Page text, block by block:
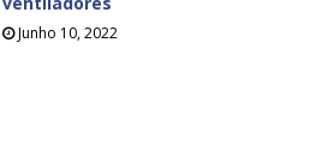
Junho 10, 2022